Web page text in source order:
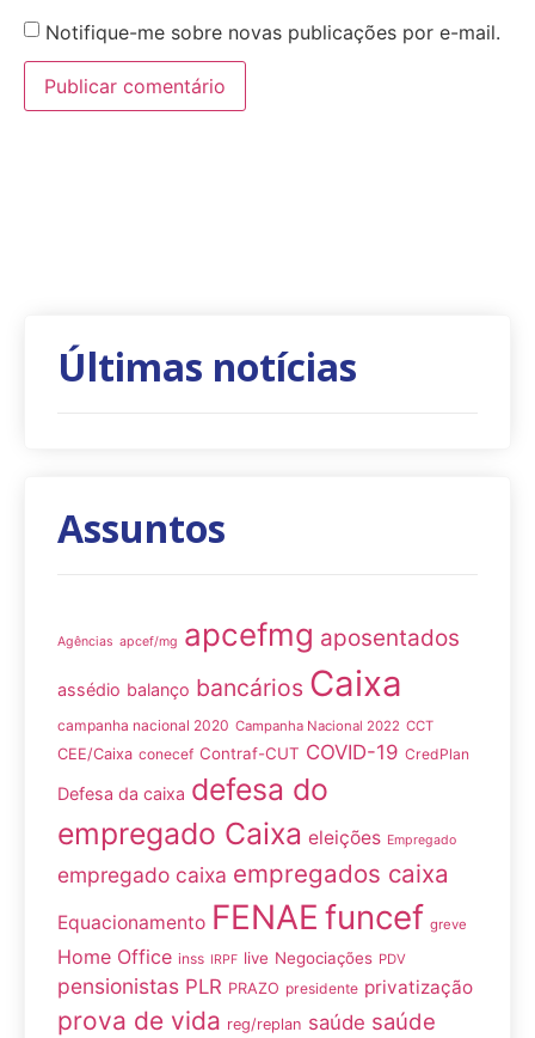
Notifique-me sobre novas publicações por e-mail.
Últimas notícias
Assuntos
Agências apcef/mg apcefmg aposentados
assédio balanço bancários Caixa
campanha nacional 2020 Campanha Nacional 2022 CCT
CEE/Caixa conecef Contraf-CUT COVID-19 CredPlan
Defesa da caixa defesa do
empregado Caixa eleições Empregado
empregado caixa empregados caixa
Equacionamento FENAE funcef greve
Home Office inss IRPF live Negociações PDV
pensionistas PLR PRAZO presidente privatização
prova de vida reg/replan saúde saúde